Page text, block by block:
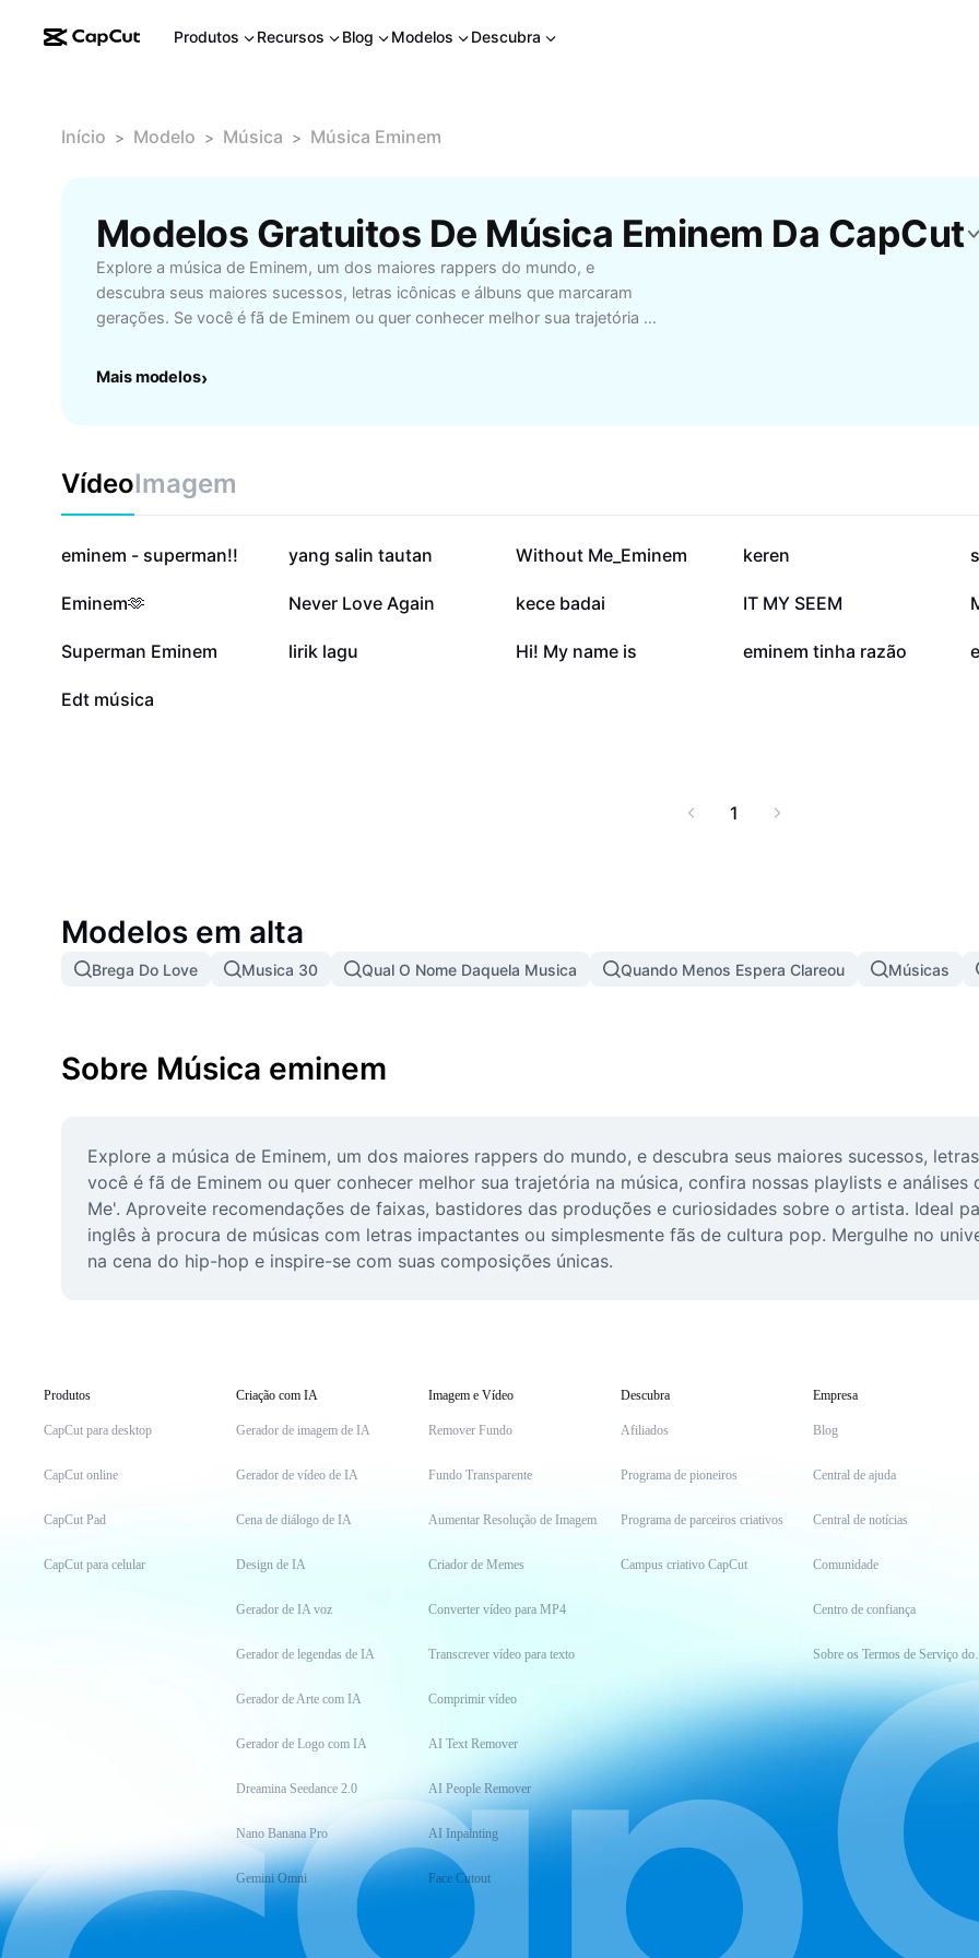
Produtos Recursos Blog Modelos Descubra
Início > Modelo > Música > Música Eminem
Modelos Gratuitos De Música Eminem Da CapCut
Explore a música de Eminem, um dos maiores rappers do mundo, e
descubra seus maiores sucessos, letras icônicas e álbuns que marcaram
gerações. Se você é fã de Eminem ou quer conhecer melhor sua trajetória na
'Stan' e 'Without Me'. Aproveite recomendações de faixas, bastidores das
Eminem, entenda seu impacto na cena do hip-hop e inspire-se com suas
composições únicas.
Mais modelos›
VídeoImagem
1,9 mi
eminem - superman!! 118,1 mil
yang salin tautan 86,3 mil
Without Me_Eminem 72,1 mil
keren
46,9 mil
Eminem🫶 45,7 mil
Never Love Again 38,5 mil
kece badai 33,2 mil
IT MY SEEM
20,1 mil
Superman Eminem 8,7 mil
lirik lagu 8,1 mil
Hi! My name is 1,8 mil
eminem tinha razão
551
Edt música
1
Modelos em alta
Brega Do Love Musica 30 Qual O Nome Daquela Musica Quando Menos Espera Clareou Músicas
Sobre Música eminem
Explore a música de Eminem, um dos maiores rappers do mundo, e descubra seus maiores sucessos,
você é fã de Eminem ou quer conhecer melhor sua trajetória na música, confira nossas playlists e
Me'. Aproveite recomendações de faixas, bastidores das produções e curiosidades sobre o artista. Ideal
inglês à procura de músicas com letras impactantes ou simplesmente fãs de cultura pop. Mergulhe no
na cena do hip-hop e inspire-se com suas composições únicas.
Produtos
CapCut para desktop
CapCut online
CapCut Pad
CapCut para celular
Criação com IA
Gerador de imagem de IA
Gerador de vídeo de IA
Cena de diálogo de IA
Design de IA
Gerador de IA voz
Gerador de legendas de IA
Gerador de Arte com IA
Gerador de Logo com IA
Dreamina Seedance 2.0
Nano Banana Pro
Gemini Omni
Imagem e Vídeo
Remover Fundo
Fundo Transparente
Aumentar Resolução de Imagem
Criador de Memes
Converter vídeo para MP4
Transcrever vídeo para texto
Comprimir vídeo
AI Text Remover
AI People Remover
AI Inpainting
Face Cutout
Descubra
Afiliados
Programa de pioneiros
Programa de parceiros criativos
Campus criativo CapCut
Empresa
Blog
Central de ajuda
Central de notícias
Comunidade
Centro de confiança
Sobre